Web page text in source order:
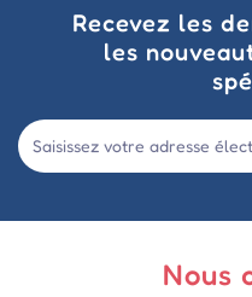
Recevez les
les
Nous